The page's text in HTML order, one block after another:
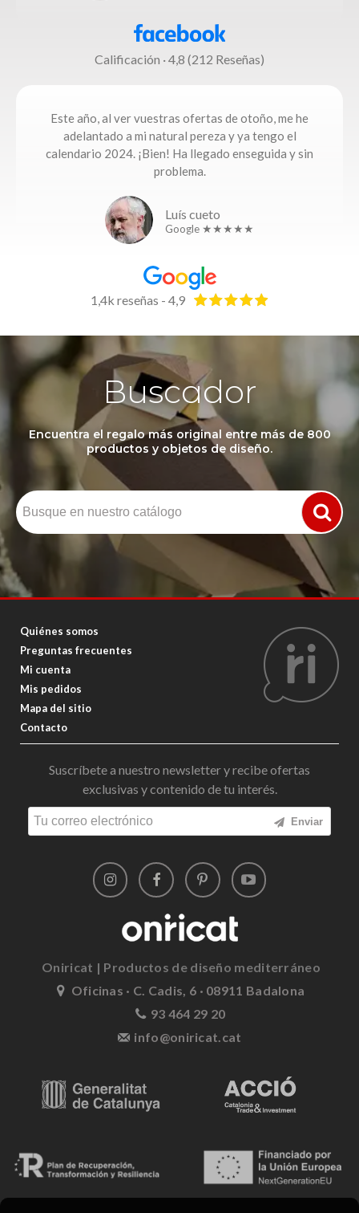
Calificación · 4,8 (212 Reseñas)
Este año, al ver vuestras ofertas de otoño, me he
adelantado a mi natural pereza y ya tengo el
calendario 2024. ¡Bien! Ha llegado enseguida y sin
problema.
Luís cueto
Google ★★★★★
1,4k reseñas - 4,9
Buscador
Encuentra el regalo más original entre más de 800
productos y objetos de diseño.
Quiénes somos
Preguntas frecuentes
Mi cuenta
Mis pedidos
Mapa del sitio
Contacto
Suscríbete a nuestro newsletter y recibe ofertas
exclusivas y contenido de tu interés.
Enviar
Oniricat | Productos de diseño mediterráneo
Oficinas · C. Cadis, 6 · 08911 Badalona
93 464 29 20
info@oniricat.cat